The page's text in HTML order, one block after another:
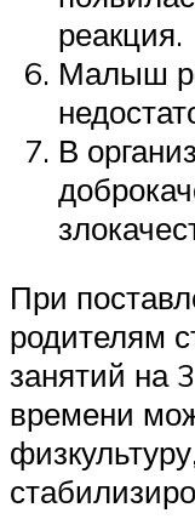
реакция.
Малыш
В
При
родителям
занятий на
времени